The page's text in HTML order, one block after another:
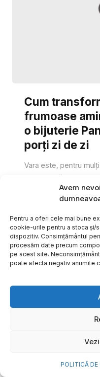
Avem
Pentru a oferi cele mai bune
cookie-urile pentru a stoca și/
dispozitiv. Consimțământul
procesăm date precum
pe acest site.
poate afecta negativ anumite
POLITICĂ DE
Cum
frumoase
o bijuterie
porți zi de zi
Vara este, pentru
se întâmplă cele mai
vacanțe pe care le
Cristiana Todiresei
NOVA Power